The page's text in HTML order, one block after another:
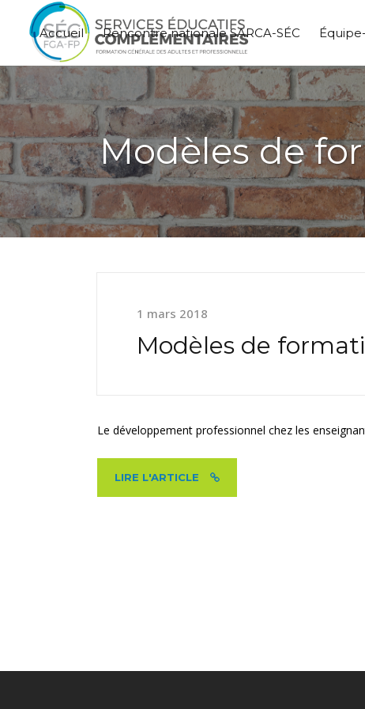
Accueil Rencontre nationale SARCA-SÉC
Modèles de
1 mars 2018
Modèles de
Le développement professionnel chez les
LIRE L'ARTICLE